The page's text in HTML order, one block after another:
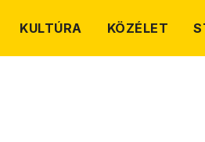
KULTÚRA KÖZÉLET